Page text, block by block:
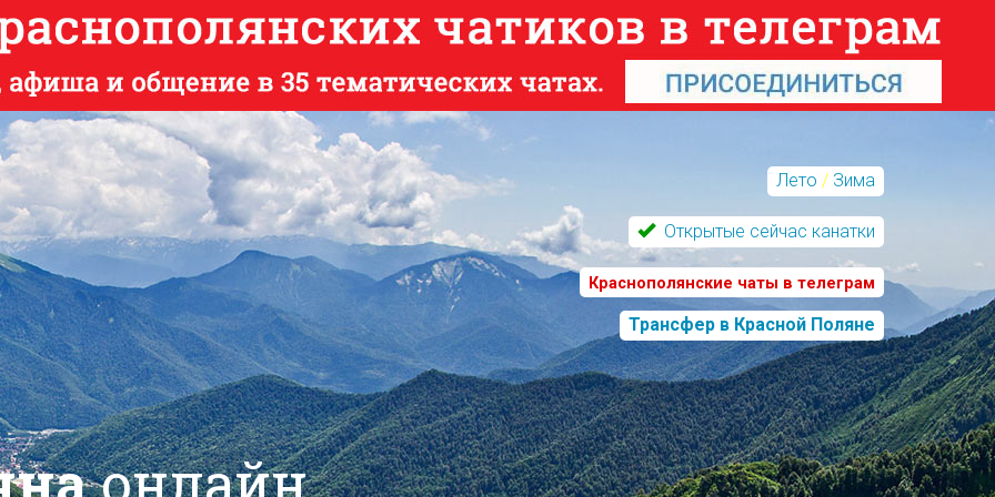
Лето / Зима
Открытые сейчас канатки
Краснополянские чаты в телеграм
Трансфер в Красной Поляне